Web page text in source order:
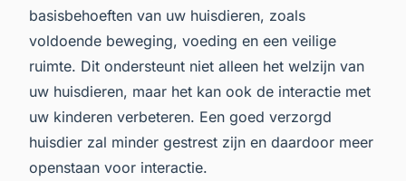
basisbehoeften van uw huisdieren, zoals
voldoende beweging, voeding en een veilige
ruimte. Dit ondersteunt niet alleen het welzijn van
uw huisdieren, maar het kan ook de interactie met
uw kinderen verbeteren. Een goed verzorgd
huisdier zal minder gestrest zijn en daardoor meer
openstaan voor interactie.